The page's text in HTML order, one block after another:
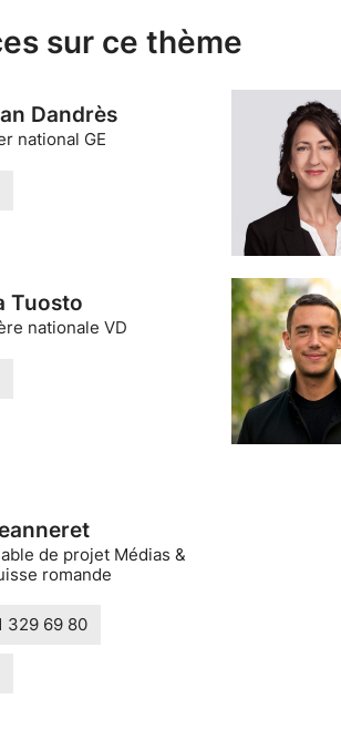
sur ce thème
Dandrès
national GE
Tuosto
nationale VD
de projet Médias &
romande
329 69 80